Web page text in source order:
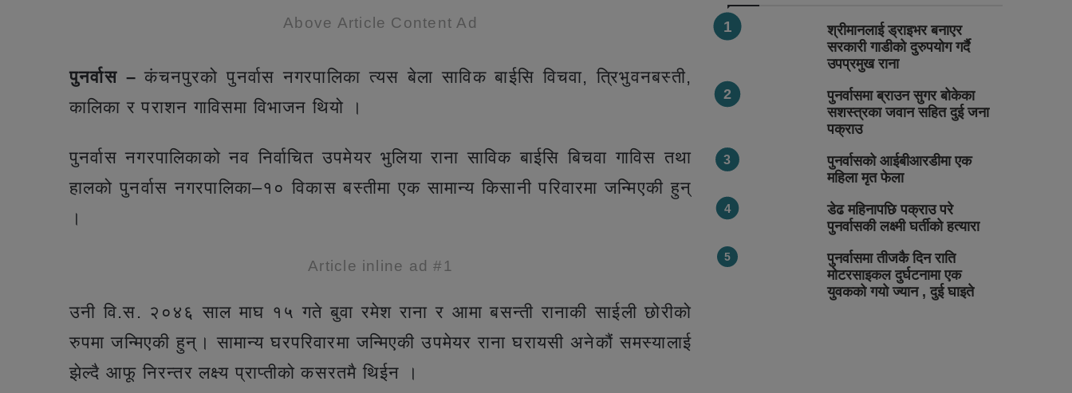
Above Article Content Ad
पुनर्वास – कंचनपुरको पुनर्वास नगरपालिका त्यस बेला साविक बाईसि विचवा, त्रिभुवनबस्ती,
कालिका र पराशन गाविसमा विभाजन थियो ।
पुनर्वास नगरपालिकाको नव निर्वाचित उपमेयर भुलिया राना साविक बाईसि बिचवा गाविस तथा
हालको पुनर्वास नगरपालिका–१० विकास बस्तीमा एक सामान्य किसानी परिवारमा जन्मिएकी हुन्
।
Article inline ad #1
उनी वि.स. २०४६ साल माघ १५ गते बुवा रमेश राना र आमा बसन्ती रानाकी साईली छोरीको
रुपमा जन्मिएकी हुन्। सामान्य घरपरिवारमा जन्मिएकी उपमेयर राना घरायसी अनेकौं समस्यालाई
झेल्दै आफू निरन्तर लक्ष्य प्राप्तीको कसरतमै थिईन ।
श्रीमानलाई ड्राइभर बनाएर
सरकारी गाडीको दुरुपयोग गर्दै
उपप्रमुख राना
पुनर्वासमा ब्राउन सुगर बोकेका
सशस्त्रका जवान सहित दुई जना
पक्राउ
पुनर्वासको आईबीआरडीमा एक
महिला मृत फेला
डेढ महिनापछि पक्राउ परे
पुनर्वासकी लक्ष्मी घर्तीको हत्यारा
पुनर्वासमा तीजकै दिन राति
मोटरसाइकल दुर्घटनामा एक
युवकको गयो ज्यान , दुई घाइते